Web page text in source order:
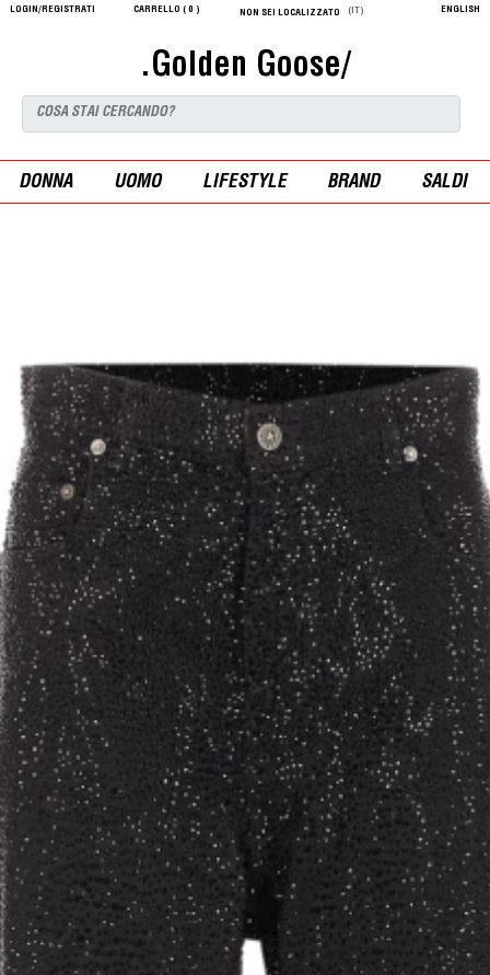
LOGIN/REGISTRATI CARRELLO ( 0 ) NON SEI LOCALIZZATO (IT) ENGLISH
.Golden Goose/
DONNA UOMO LIFESTYLE BRAND SALDI